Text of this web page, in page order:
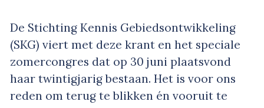
De Stichting Kennis Gebiedsontwikkeling
(SKG) viert met deze krant en het speciale
zomercongres dat op 30 juni plaatsvond
haar twintigjarig bestaan. Het is voor ons
reden om terug te blikken én vooruit te